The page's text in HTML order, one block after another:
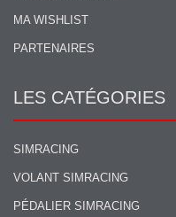
MA WISHLIST
PARTENAIRES
LES CATÉGORIES
SIMRACING
VOLANT SIMRACING
PÉDALIER SIMRACING